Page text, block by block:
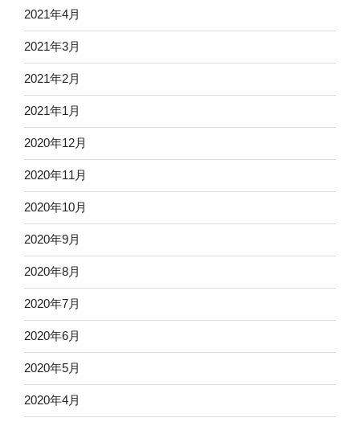
2021年4月
2021年3月
2021年2月
2021年1月
2020年12月
2020年11月
2020年10月
2020年9月
2020年8月
2020年7月
2020年6月
2020年5月
2020年4月